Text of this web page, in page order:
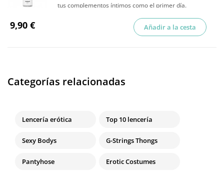
tus complementos íntimos como el primer día.
9,90 € Añadir a la cesta
Categorías relacionadas
Lencería erótica Top 10 lencería
Sexy Bodys G-Strings Thongs
Pantyhose Erotic Costumes